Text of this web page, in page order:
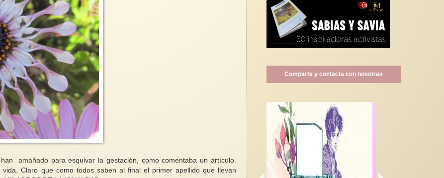
amañado para esquivar la gestación, como comentaba un artículo.
Claro que como todos saben al final el primer apellido que llevan
Comparte y contacta con nosotras